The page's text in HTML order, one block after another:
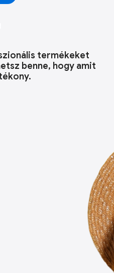
termékeket
benne, hogy amit